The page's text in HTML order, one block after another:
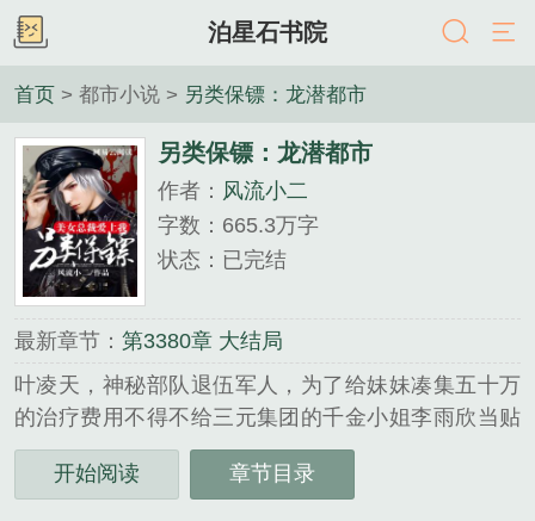
泊星石书院
首页 > 都市小说 > 另类保镖：龙潜都市
另类保镖：龙潜都市
作者： 风流小二
字数：665.3万字
状态：已完结
最新章节： 第3380章 大结局
叶凌天，神秘部队退伍军人，为了给妹妹凑集五十万
的治疗费用不得不给三元集团的千金小姐李雨欣当贴
身保镖。且看经历过太多生死的铮铮硬汉叶凌天如何
在这个繁华都市里走出属于自己的一条不平凡的路
开始阅读 章节目录